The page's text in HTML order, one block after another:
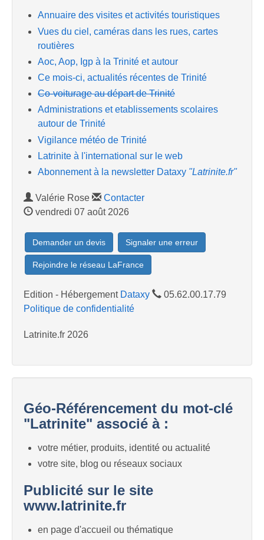
Annuaire des visites et activités touristiques
Vues du ciel, caméras dans les rues, cartes
routières
Aoc, Aop, Igp à la Trinité et autour
Ce mois-ci, actualités récentes de Trinité
Co-voiturage au départ de Trinité
Administrations et etablissements scolaires
autour de Trinité
Vigilance météo de Trinité
Latrinite à l'international sur le web
Abonnement à la newsletter Dataxy "Latrinite.fr"
Valérie Rose
Contacter
vendredi 07 août 2026
Demander un devis Signaler une erreur
Rejoindre le réseau LaFrance
Edition - Hébergement Dataxy
05.62.00.17.79
Politique de confidentialité
Latrinite.fr 2026
Géo-Référencement du mot-clé
"Latrinite" associé à :
votre métier, produits, identité ou actualité
votre site, blog ou réseaux sociaux
Publicité sur le site
www.latrinite.fr
en page d'accueil ou thématique